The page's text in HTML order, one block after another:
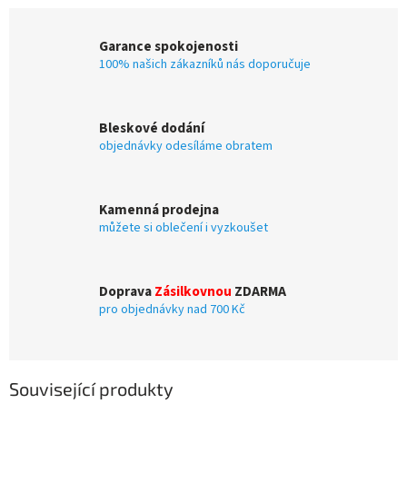
Garance spokojenosti
100% našich zákazníků nás doporučuje
Bleskové dodání
objednávky odesíláme obratem
Kamenná prodejna
můžete si oblečení i vyzkoušet
DopravaZásilkovnou ZDARMA
pro objednávky nad 700 Kč
Související produkty